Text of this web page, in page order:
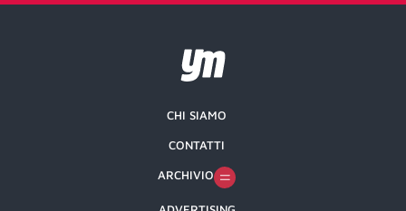
CHI SIAMO
CONTATTI
ARCHIVIO